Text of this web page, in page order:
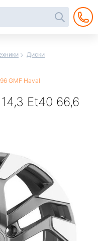
Диски
GMF Haval
Et40 66,6